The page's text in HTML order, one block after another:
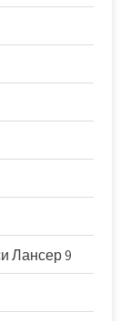
Лансер 9